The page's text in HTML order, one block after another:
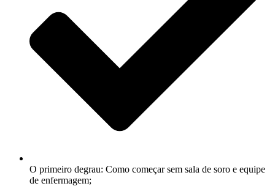
O primeiro degrau: Como começar sem sala de soro e equipe
de enfermagem;